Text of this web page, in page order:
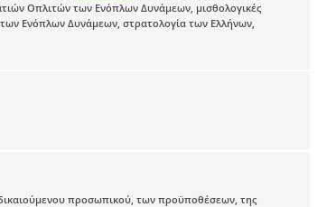
Οπλιτών των Ενόπλων Δυνάμεων, μισθολογικές
Ενόπλων Δυνάμεων, στρατολογία των Ελλήνων,
προσωπικού, των προϋποθέσεων, της